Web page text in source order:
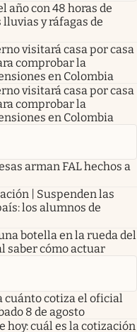
año con 48 horas de
y ráfagas de
visitará casa por casa
comprobar la
en Colombia
visitará casa por casa
comprobar la
en Colombia
arman FAL hechos a
| Suspenden las
los alumnos de
botella en la rueda del
saber cómo actuar
cuánto cotiza el oficial
8 de agosto
hoy: cuál es la cotización